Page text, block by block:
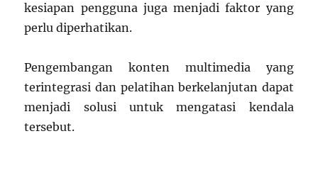
kesiapan pengguna juga menjadi faktor yang
perlu diperhatikan.
Pengembangan konten multimedia yang
terintegrasi dan pelatihan berkelanjutan dapat
menjadi solusi untuk mengatasi kendala
tersebut.